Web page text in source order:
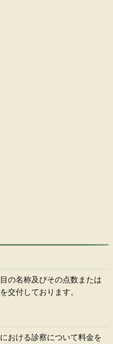
の名称及びその点数または
交付しております。
おける診察について料金を